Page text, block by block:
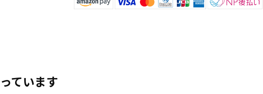
ています